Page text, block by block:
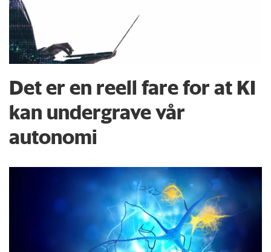
Det er en reell fare for at KI
kan undergrave vår
autonomi